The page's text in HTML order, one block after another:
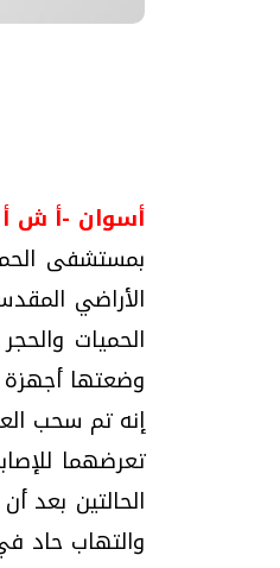
أسوان -أ ش أ
بمستشفى
الأراضي
الحميات
وضعتها أجهزة
إنه تم سحب
تعرضهما
الحالتين بعد
والتهاب حاد
موجات الطقس الساخنة..